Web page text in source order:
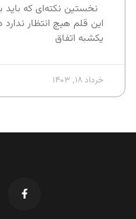
نخستین نکته‌ای که
این قلم هیچ انتظار
یکشبه اتفاق
خرداد ۱۸, ۱۴۰۳